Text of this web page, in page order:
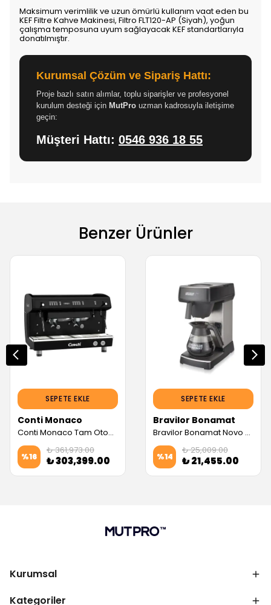
Maksimum verimlilik ve uzun ömürlü kullanım vaat eden bu
KEF Filtre Kahve Makinesi, Filtro FLT120-AP (Siyah), yoğun
çalışma temposuna uyum sağlayacak KEF standartlarıyla
donatılmıştır.
Kurumsal Çözüm ve Sipariş Hattı:
Proje bazlı satın alımlar, toplu siparişler ve profesyonel
kurulum desteği için MutPro uzman kadrosuyla iletişime
geçin:
Müşteri Hattı: 0546 936 18 55
Benzer Ürünler
SEPETE EKLE
Conti Monaco
Conti Monaco Tam Otomatik Espresso Makinesi, X-ONE TCI Evo (2 Gruplu, Siyah) (Servis Garantili)
%16
₺ 361,973.00
₺ 303,399.00
SEPETE EKLE
Bravilor Bonamat
Bravilor Bonamat Novo Filtre Kahve Makinesi (Servis Garantili)
%14
₺ 25,009.00
₺ 21,455.00
Kurumsal
Kategoriler